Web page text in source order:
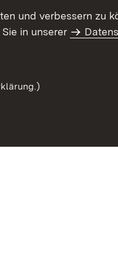
und verbessern zu
in unserer